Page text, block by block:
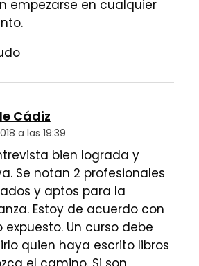
empezarse en cualquier
Cádiz
a las 19:39
bien lograda y
Se notan 2 profesionales
y aptos para la
Estoy de acuerdo con
expuesto. Un curso debe
quien haya escrito libros